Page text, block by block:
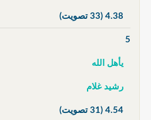
4.38 (33 تصويت)
5
يأهل الله
رشيد غلام
4.54 (31 تصويت)